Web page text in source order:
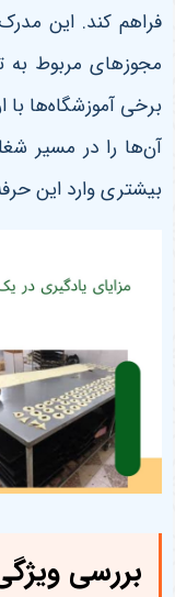
فراهم کند. این مدرک
مجوزهای مربوط
برخی آموزشگاه‌ها با
آن‌ها را در مسیر
بیشتری وارد این
بررسی